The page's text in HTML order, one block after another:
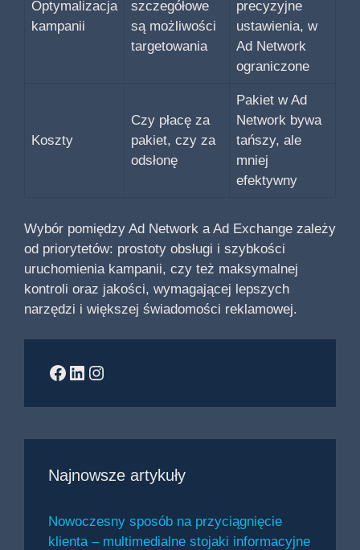
Optymalizacja
kampanii
szczegółowe
są możliwości
targetowania
precyzyjne
ustawienia, w
Ad Network
ograniczone
Koszty
Czy płacę za
pakiet, czy za
odsłonę
Pakiet w Ad
Network bywa
tańszy, ale
mniej
efektywny
Wybór pomiędzy Ad Network a Ad Exchange zależy
od priorytetów: prostoty obsługi i szybkości
uruchomienia kampanii, czy też maksymalnej
kontroli oraz jakości, wymagającej lepszych
narzędzi i większej świadomości reklamowej.
Facebook
LinkedIn
Instagram
Najnowsze artykuły
Nowoczesny sposób na przyciągnięcie
klienta – multimedialne stojaki informacyjne